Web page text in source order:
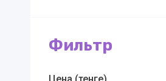
Фильтр